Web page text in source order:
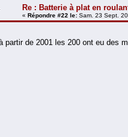
Re : Batterie à plat en
« Répondre #22 le: Sam. 23 Sept.
partir de 2001 les 200 ont eu des